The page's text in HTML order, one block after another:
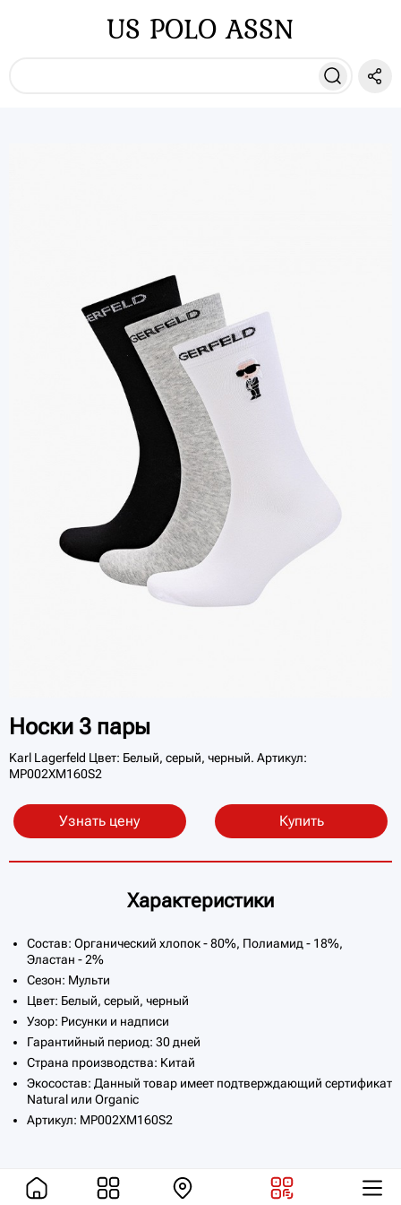
US POLO ASSN
Носки 3 пары
Karl Lagerfeld Цвет: Белый, серый, черный. Артикул:
MP002XM160S2
Узнать цену Купить
Характеристики
Состав: Органический хлопок - 80%, Полиамид - 18%,
Эластан - 2%
Сезон: Мульти
Цвет: Белый, серый, черный
Узор: Рисунки и надписи
Гарантийный период: 30 дней
Страна производства: Китай
Экосостав: Данный товар имеет подтверждающий сертификат
Natural или Organic
Артикул: MP002XM160S2